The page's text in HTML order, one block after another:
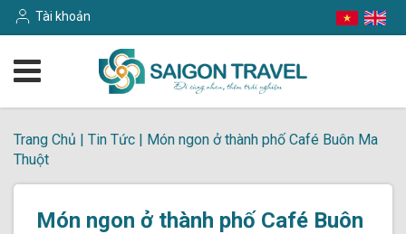
Tài khoản
Trang Chủ | Tin Tức | Món ngon ở thành phố Café Buôn Ma
Thuột
Món ngon ở thành phố Café Buôn